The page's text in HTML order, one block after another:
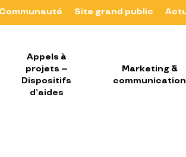
Communauté Site grand public
Appels à
projets –
Dispositifs
d’aides
Marketing &
communication